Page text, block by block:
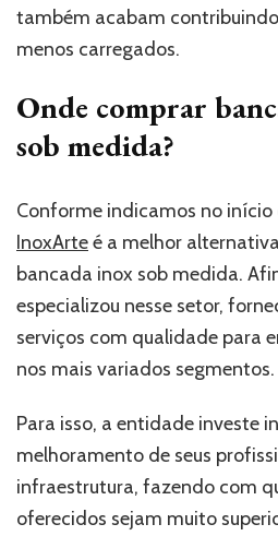
também acabam
menos carregados.
Onde comprar
sob medida?
Conforme indicamos no início
InoxArteé a melhor
bancada inox sob medida.
especializou nesse setor,
serviços com qualidade para
nos mais variados segmentos.
Para isso, a entidade investe
melhoramento de seus
infraestrutura, fazendo com
oferecidos sejam muito